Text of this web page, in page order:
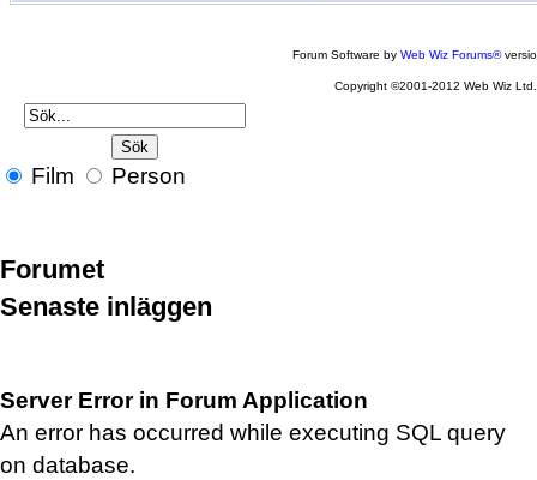
Forum Software byWeb Wiz Forums®
Copyright ©2001-2012 Web Wiz Ltd.
Film Person
Forumet
Senaste inläggen
Server Error in Forum Application
An error has occurred while executing SQL query
on database.